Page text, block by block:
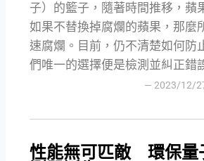
子）的籃子，隨著時間推移，蘋
如果不替換掉腐爛的蘋果，那麼
速腐爛。目前，仍不清楚如何防
們唯一的選擇便是檢測並糾正錯
— 2023/12/
性能無可匹敵 環保量